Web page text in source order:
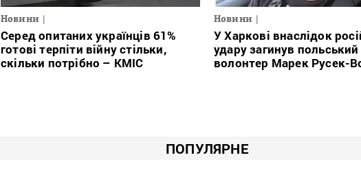
Новини
Серед опитаних українців 61%
готові терпіти війну стільки,
скільки потрібно – КМІС
Новини
У Харкові внаслідок
удару загинув польський
волонтер Марек Русек-
ПОПУЛЯРНЕ